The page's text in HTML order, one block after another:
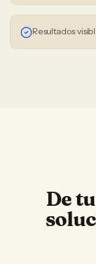
Resultados
De